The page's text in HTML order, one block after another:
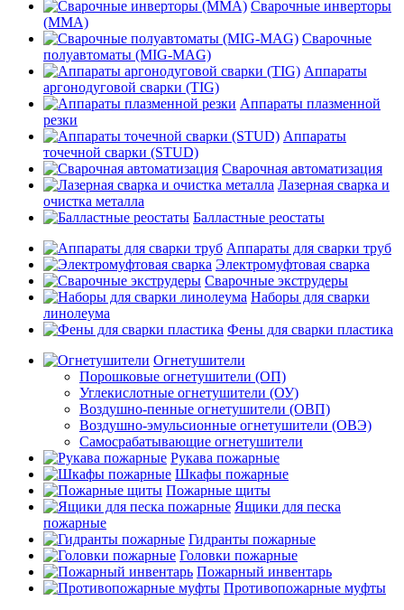
Сварочные инверторы
(MMA)
Сварочные
полуавтоматы (MIG-MAG)
Аппараты
аргонодуговой сварки (TIG)
Аппараты плазменной
резки
Аппараты
точечной сварки (STUD)
Сварочная автоматизация
Лазерная сварка и
очистка металла
Балластные реостаты
Аппараты для сварки труб
Электромуфтовая сварка
Сварочные экструдеры
Наборы для сварки
линолеума
Фены для сварки пластика
Огнетушители
Порошковые огнетушители (ОП)
Углекислотные огнетушители (ОУ)
Воздушно-пенные огнетушители (ОВП)
Воздушно-эмульсионные огнетушители (ОВЭ)
Самосрабатывающие огнетушители
Рукава пожарные
Шкафы пожарные
Пожарные щиты
Ящики для песка
пожарные
Гидранты пожарные
Головки пожарные
Пожарный инвентарь
Противопожарные муфты